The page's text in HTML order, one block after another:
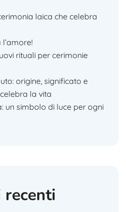
laica che celebra
rituali per cerimonie
origine, significato e
la vita
un simbolo di luce per ogni
recenti